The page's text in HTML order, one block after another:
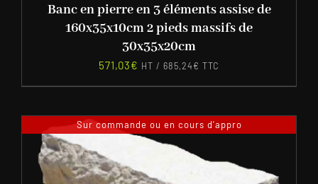
Banc en pierre en 3 éléments assise de
160x35x10cm 2 pieds massifs de
30x35x20cm
571,03€ HT / 685,24€ TTC
Sur commande ou en cours d'appro